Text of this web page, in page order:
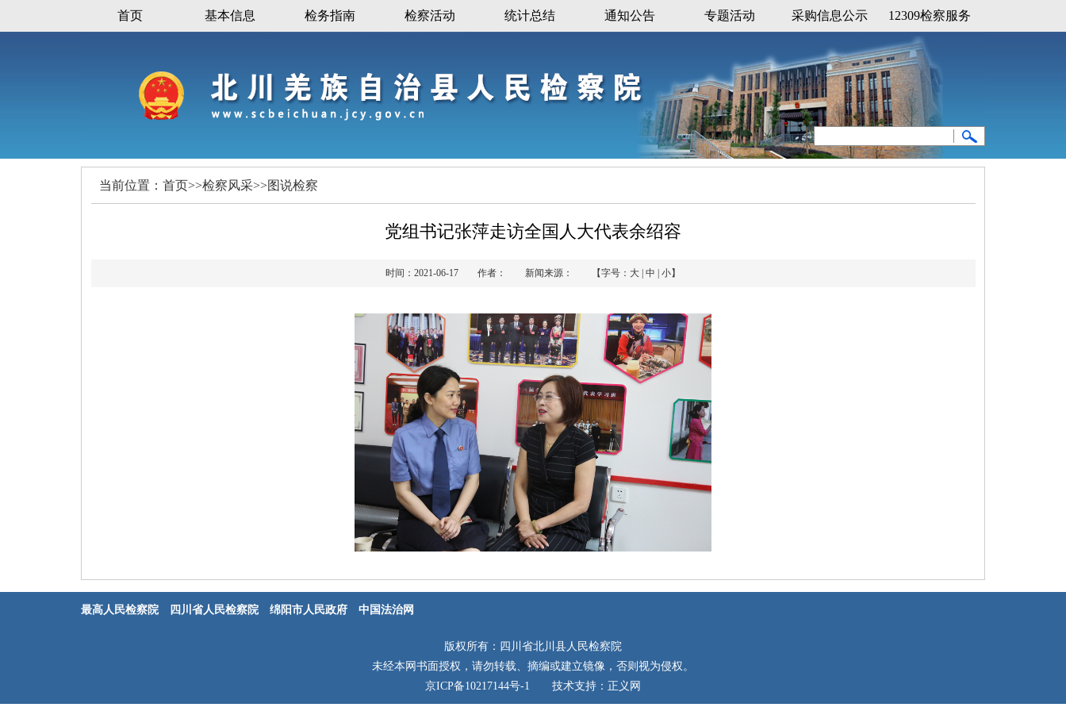
首页 基本信息 检务指南 检察活动 统计总结 通知公告 专题活动 采购信息公示 12309检察服务
当前位置： 首页>>检察风采>>图说检察
党组书记张萍走访全国人大代表余绍容
时间：2021-06-17 作者： 新闻来源： 【字号： 大 中 小】
最高人民检察院 四川省人民检察院 绵阳市人民政府 中国法治网
版权所有：四川省北川县人民检察院
未经本网书面授权，请勿转载、摘编或建立镜像，否则视为侵权。
京ICP备10217144号-1 技术支持：正义网